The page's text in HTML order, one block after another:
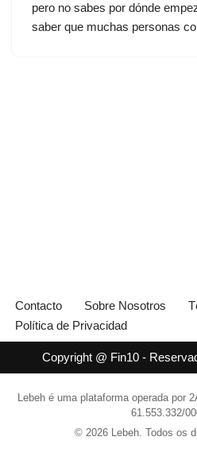
pero no sabes por dónde
saber que muchas personas
Contacto Sobre Nosotros
Política de Privacidad
Copyright @ Fin10 -
Lebeh é uma plataforma operada por
61.553.332/
© 2026 Lebeh. Todos os